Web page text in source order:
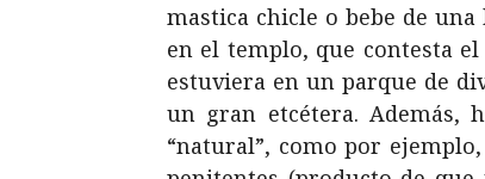
mastica chicle o bebe de
en el templo, que contesta
estuviera en un parque de
un gran etcétera. Además,
“natural”, como por